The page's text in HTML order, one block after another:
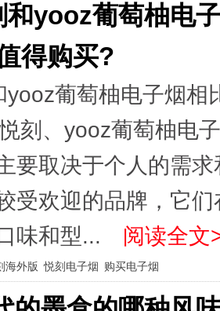
yooz葡萄柚电
得购买?
yooz葡萄柚电子烟
刻、yooz葡萄柚电
要取决于个人的需
受欢迎的品牌，它
味和型...
阅读全文
海外版 悦刻电子烟 购买电子烟